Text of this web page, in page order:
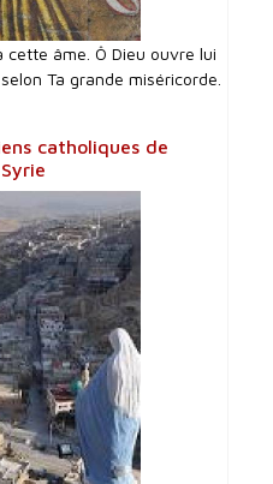
cette âme. Ô Dieu ouvre lui
Ta grande miséricorde.
catholiques de